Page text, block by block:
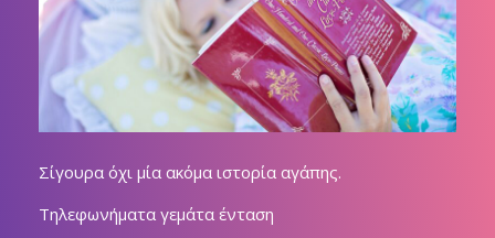
Σίγουρα όχι μία ακόμα ιστορία αγάπης.
Τηλεφωνήματα γεμάτα ένταση